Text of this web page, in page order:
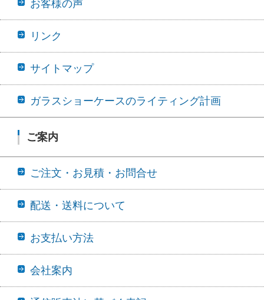
お客様の声
リンク
サイトマップ
ガラスショーケースのライティング計画
ご案内
ご注文・お見積・お問合せ
配送・送料について
お支払い方法
会社案内